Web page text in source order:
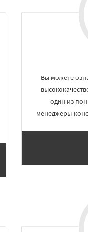
Вы можете
один из
менеджеры-